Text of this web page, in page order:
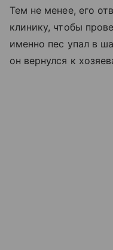
Тем не менее, его
клинику, чтобы
именно пес упал в
он вернулся к